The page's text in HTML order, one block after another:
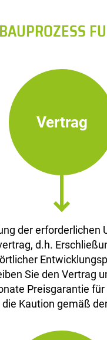
BAUPROZESS
Vertrag
der erforderlichen
d.h.
Sie den Vertrag
Preisgarantie
die Kaution gemäß